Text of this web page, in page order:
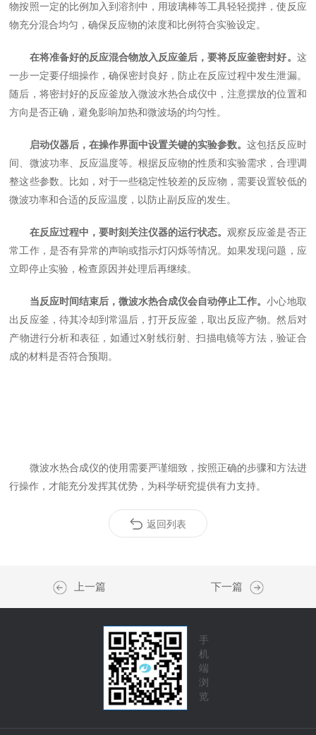
物按照一定的比例加入到溶剂中，用玻璃棒等工具轻轻搅拌，使反应
物充分混合均匀，确保反应物的浓度和比例符合实验设定。
在将准备好的反应混合物放入反应釜后，要将反应釜密封好。 这
一步一定要仔细操作，确保密封良好，防止在反应过程中发生泄漏。
随后，将密封好的反应釜放入微波水热合成仪中，注意摆放的位置和
方向是否正确，避免影响加热和微波场的均匀性。
启动仪器后，在操作界面中设置关键的实验参数。这包括反应时
间、微波功率、反应温度等。根据反应物的性质和实验需求，合理调
整这些参数。比如，对于一些稳定性较差的反应物，需要设置较低的
微波功率和合适的反应温度，以防止副反应的发生。
在反应过程中，要时刻关注仪器的运行状态。观察反应釜是否正
常工作，是否有异常的声响或指示灯闪烁等情况。如果发现问题，应
立即停止实验，检查原因并处理后再继续。
当反应时间结束后，微波水热合成仪会自动停止工作。小心地取
出反应釜，待其冷却到常温后，打开反应釜，取出反应产物。然后对
产物进行分析和表征，如通过X射线衍射、扫描电镜等方法，验证合
成的材料是否符合预期。
微波水热合成仪的使用需要严谨细致，按照正确的步骤和方法进
行操作，才能充分发挥其优势，为科学研究提供有力支持。
返回列表
上一篇 下一篇
手
机
端
浏
览